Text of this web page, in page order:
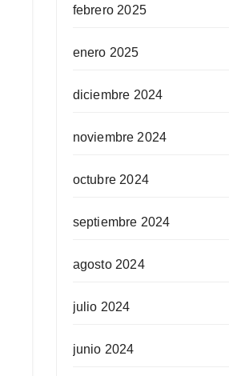
febrero 2025
enero 2025
diciembre 2024
noviembre 2024
octubre 2024
septiembre 2024
agosto 2024
julio 2024
junio 2024